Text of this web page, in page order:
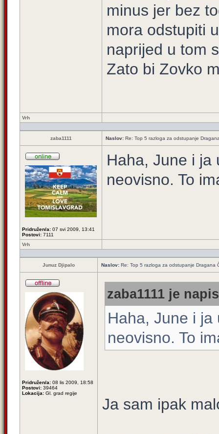
minus jer bez
mora odstupiti
naprijed u tom
Zato bi Zovko
Vrh
zaba1111 Naslov: Re: Top 5 razloga za odstupanje
Pridružen/a: 07 svi 2009, 13:41
Postovi: 7111
Haha, June i ja
neovisno. To
Vrh
Junuz Djipalo Naslov: Re: Top 5 razloga za odstupanje Dragana
Pridružen/a: 08 lis 2009, 18:58
Postovi: 39464
Lokacija: Gl. grad regije
zaba1111 je
Haha, June i
neovisno. To
Ja sam ipak